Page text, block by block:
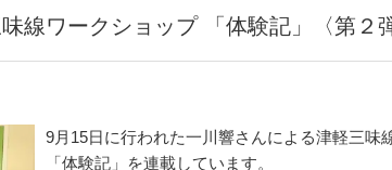
線ワークショップ 「体験記」〈第２
9月15日に行われた一川響さんによる津軽三味
「体験記」を連載しています。